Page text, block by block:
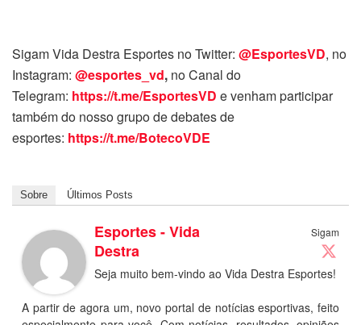
Sigam Vida Destra Esportes no Twitter: @EsportesVD, no
Instagram: @esportes_vd, no Canal do
Telegram: https://t.me/EsportesVD e venham participar
também do nosso grupo de debates de
esportes: https://t.me/BotecoVDE
Sobre Últimos Posts
Sigam
Esportes - Vida
Destra
Seja muito bem-vindo ao Vida Destra Esportes!
A partir de agora um, novo portal de notícias esportivas, feito